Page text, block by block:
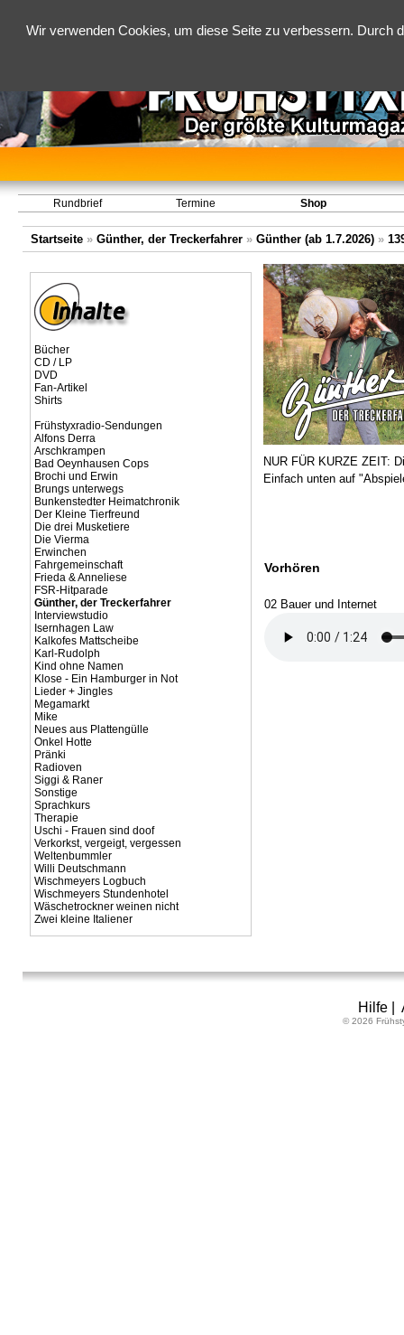
Wir verwenden Cookies, um diese Seite zu verbessern.
Rundbrief Termine Shop
Startseite» Günther, der Treckerfahrer» Günther (ab 1.7.2026)»
Bücher
CD / LP
DVD
Fan-Artikel
Shirts
Frühstyxradio-Sendungen
Alfons Derra
Arschkrampen
Bad Oeynhausen Cops
Brochi und Erwin
Brungs unterwegs
Bunkenstedter Heimatchronik
Der Kleine Tierfreund
Die drei Musketiere
Die Vierma
Erwinchen
Fahrgemeinschaft
Frieda & Anneliese
FSR-Hitparade
Günther, der Treckerfahrer
Interviewstudio
Isernhagen Law
Kalkofes Mattscheibe
Karl-Rudolph
Kind ohne Namen
Klose - Ein Hamburger in Not
Lieder + Jingles
Megamarkt
Mike
Neues aus Plattengülle
Onkel Hotte
Pränki
Radioven
Siggi & Raner
Sonstige
Sprachkurs
Therapie
Uschi - Frauen sind doof
Verkorkst, vergeigt, vergessen
Weltenbummler
Willi Deutschmann
Wischmeyers Logbuch
Wischmeyers Stundenhotel
Wäschetrockner weinen nicht
Zwei kleine Italiener
NUR FÜR KURZE ZEIT:
Einfach unten auf
Vorhören
02 Bauer und Internet
Hilfe|
© 2026